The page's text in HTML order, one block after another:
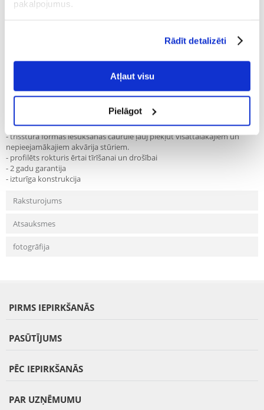
pakalpojumus.
Rādīt detalizēti
Atļaut visu
Pielāgot
- Ērts un viegli lietojams attīrītājs
- 180 cm gara šļūtene un divi stiprinājuma klipši
- Ātrās palaišanas vārsts automātiskai ūdens iesūkšanai
- inovatīva rotējošā poga reaģē uz attīrītāja kustību un novērš šļūtenes
sastiepšanos.
- trīsstūra formas iesūkšanas caurule ļauj piekļūt visattālākajiem un
nepieejamākajiem akvārija stūriem.
- profilēts rokturis ērtai tīrīšanai un drošībai
- 2 gadu garantija
- izturīga konstrukcija
Raksturojums
Atsauksmes
fotogrāfija
PIRMS IEPIRKŠANĀS
PASŪTĪJUMS
PĒC IEPIRKŠANĀS
PAR UZŅĒMUMU